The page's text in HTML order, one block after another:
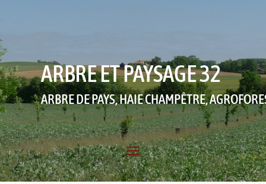
ARBRE ET PAYSAGE 32
ARBRE DE PAYS, HAIE CHAMPÊTRE,